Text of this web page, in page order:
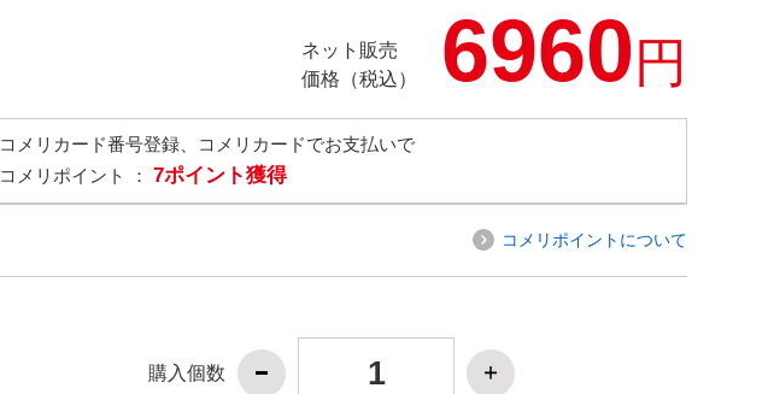
ネット販売
価格（税込）
6960円
コメリカード番号登録、コメリカードでお支払いで
コメリポイント ： 7ポイント獲得
コメリポイントについて
購入個数